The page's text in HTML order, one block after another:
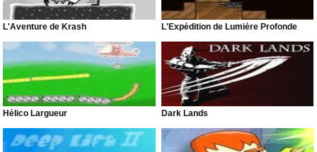
L'Aventure de Krash L'Expédition de Lumière Profonde
Hélico Largueur Dark Lands